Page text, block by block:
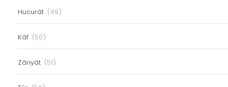
Hucurât (49)
Kâf (50)
Zâriyât (51)